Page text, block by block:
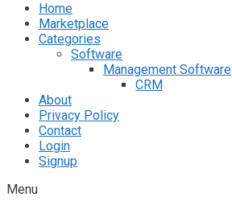
Home
Marketplace
Categories
Software
Management Software
CRM
About
Privacy Policy
Contact
Login
Signup
Menu